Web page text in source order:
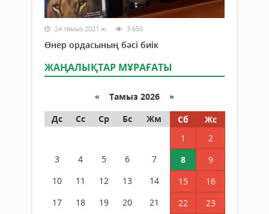
24 тамыз 2021 ж. 3 650
Өнер ордасының бәсі биік
ЖАҢАЛЫҚТАР МҰРАҒАТЫ
« Тамыз 2026 »
Дс
Сс Ср Бс Жм Сб
Жс
1
2
3
4 5 6 7 8
9
10
11 12 13 14 15
16
17
18 19 20 21 22 23